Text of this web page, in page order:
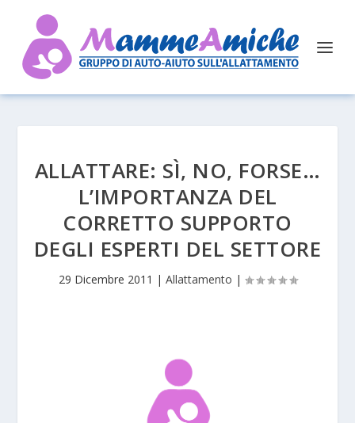
ALLATTARE: SÌ, NO, FORSE…
L’IMPORTANZA DEL
CORRETTO SUPPORTO
DEGLI ESPERTI DEL SETTORE
29 Dicembre 2011 | Allattamento |